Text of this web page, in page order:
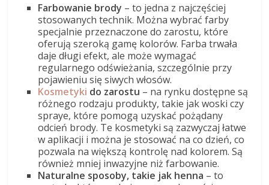
Farbowanie brody – to jedna z najczęściej
stosowanych technik. Można wybrać farby
specjalnie przeznaczone do zarostu, które
oferują szeroką gamę kolorów. Farba trwała
daje długi efekt, ale może wymagać
regularnego odświeżania, szczególnie przy
pojawieniu się siwych włosów.
Kosmetyki do zarostu – na rynku dostępne są
różnego rodzaju produkty, takie jak woski czy
spraye, które pomogą uzyskać pożądany
odcień brody. Te kosmetyki są zazwyczaj łatwe
w aplikacji i można je stosować na co dzień, co
pozwala na większą kontrolę nad kolorem. Są
również mniej inwazyjne niż farbowanie.
Naturalne sposoby, takie jak henna – to